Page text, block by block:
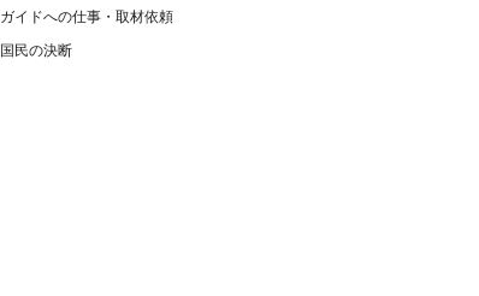
ガイドへの仕事・取材依頼
国民の決断